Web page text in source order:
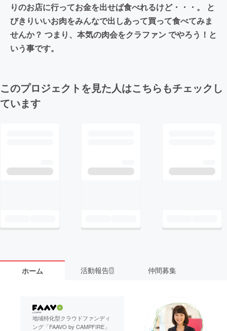
りのお店に行ってお金を出せば食べれるけど・・・。 と
びきりいいお肉をみんなで出しあって買って食べてみま
せんか？ つまり、本気の肉会をクラファン でやろう！と
いう事です。
このプロジェクトを見た人はこちらもチェックし
ています
ホーム 活動報告8 仲間募集
地域特化型クラウドファンディ
ング「FAAVO by CAMPFIRE」